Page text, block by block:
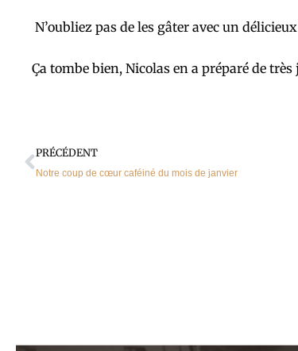
N’oubliez pas de les gâter avec un
Ça tombe bien, Nicolas en a préparé de
Précédent
PRÉCÉDENT
Notre coup de cœur caféiné du mois de janvier